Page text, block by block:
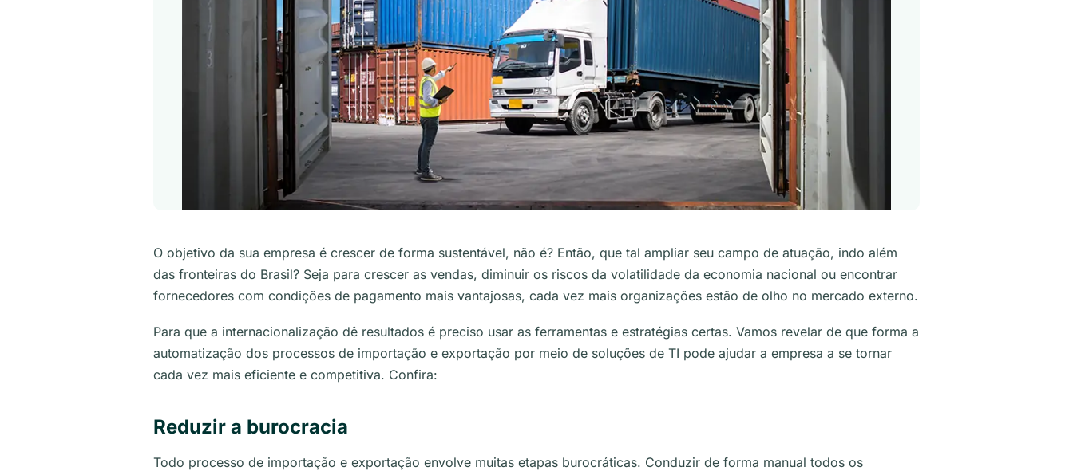
O objetivo da sua empresa é crescer de forma sustentável, não é? Então, que tal ampliar seu campo de atuação, indo além
das fronteiras do Brasil? Seja para crescer as vendas, diminuir os riscos da volatilidade da economia nacional ou encontrar
fornecedores com condições de pagamento mais vantajosas, cada vez mais organizações estão de olho no mercado externo.
Para que a internacionalização dê resultados é preciso usar as ferramentas e estratégias certas. Vamos revelar de que forma a
automatização dos processos de importação e exportação por meio de soluções de TI pode ajudar a empresa a se tornar
cada vez mais eficiente e competitiva. Confira:
Reduzir a burocracia
Todo processo de importação e exportação envolve muitas etapas burocráticas. Conduzir de forma manual todos os